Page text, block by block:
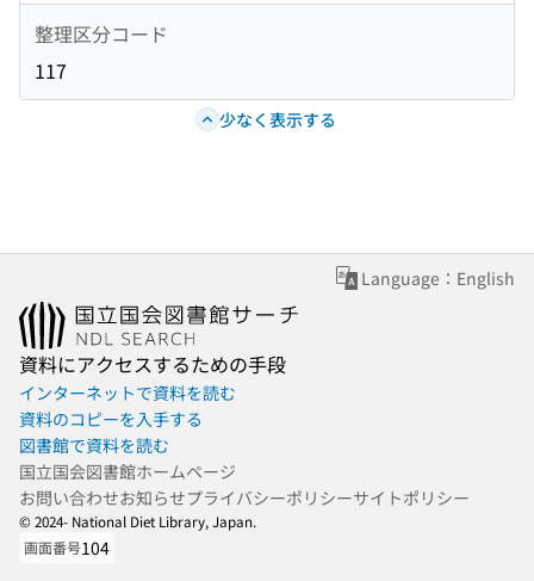
整理区分コード
117
少なく表示する
Language：English
資料にアクセスするための手段
インターネットで資料を読む
資料のコピーを入手する
図書館で資料を読む
国立国会図書館ホームページ
お問い合わせお知らせプライバシーポリシーサイトポリシー
© 2024- National Diet Library, Japan.
画面番号104